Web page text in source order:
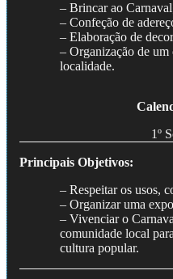
– Brincar ao
– Confeção de
– Elaboração de
– Organização de um
localidade.
1º
Principais Objetivos:
– Respeitar os usos,
– Organizar uma
– Vivenciar o
comunidade local
cultura popular.